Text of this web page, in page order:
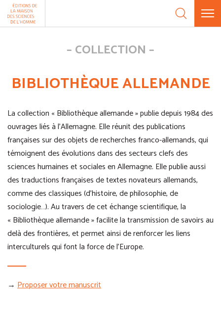
Aller au contenu
COLLECTION
BIBLIOTHÈQUE ALLEMANDE
La collection « Bibliothèque allemande » publie depuis 1984 des
ouvrages liés à l’Allemagne. Elle réunit des publications
françaises sur des objets de recherches franco-allemands, qui
témoignent des évolutions dans des secteurs clefs des
sciences humaines et sociales en Allemagne. Elle publie aussi
des traductions françaises de textes novateurs allemands,
comme des classiques (d’histoire, de philosophie, de
sociologie…). Au travers de cet échange scientifique, la
« Bibliothèque allemande » facilite la transmission de savoirs au
delà des frontières, et permet ainsi de renforcer les liens
interculturels qui font la force de l’Europe.
→ Proposer votre manuscrit
Panneau de gestion des cookies